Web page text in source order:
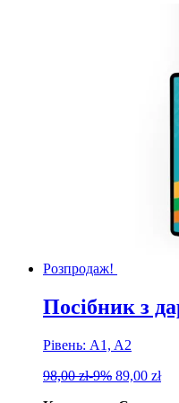
Розпродаж!
Посібник з
Рівень: A1, A2
98,00zł-9% 89,00 zł